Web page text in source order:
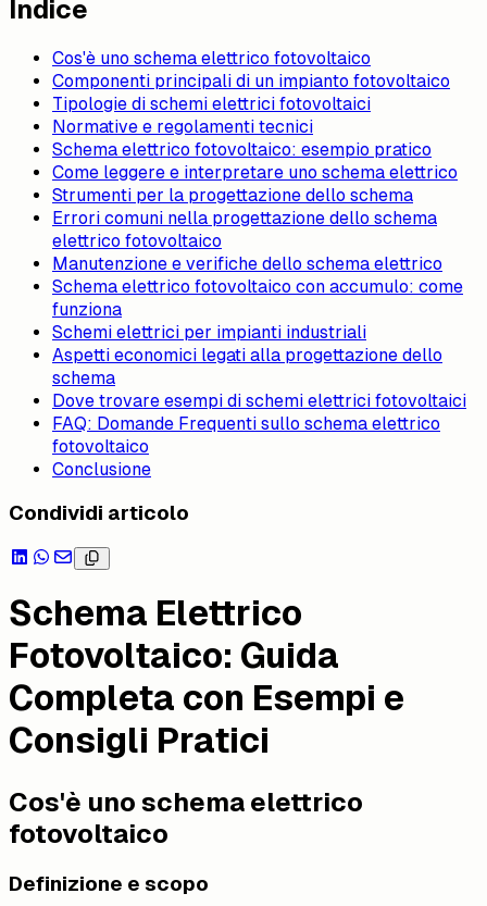
Indice
Cos'è uno schema elettrico fotovoltaico
Componenti principali di un impianto fotovoltaico
Tipologie di schemi elettrici fotovoltaici
Normative e regolamenti tecnici
Schema elettrico fotovoltaico: esempio pratico
Come leggere e interpretare uno schema elettrico
Strumenti per la progettazione dello schema
Errori comuni nella progettazione dello schema
elettrico fotovoltaico
Manutenzione e verifiche dello schema elettrico
Schema elettrico fotovoltaico con accumulo: come
funziona
Schemi elettrici per impianti industriali
Aspetti economici legati alla progettazione dello
schema
Dove trovare esempi di schemi elettrici fotovoltaici
FAQ: Domande Frequenti sullo schema elettrico
fotovoltaico
Conclusione
Condividi articolo
Schema Elettrico
Fotovoltaico: Guida
Completa con Esempi e
Consigli Pratici
Cos'è uno schema elettrico
fotovoltaico
Definizione e scopo